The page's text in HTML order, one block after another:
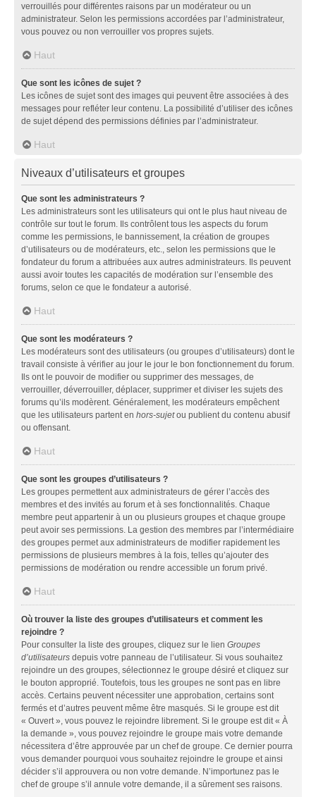
verrouillés pour différentes raisons par un modérateur ou un
administrateur. Selon les permissions accordées par l’administrateur,
vous pouvez ou non verrouiller vos propres sujets.
Haut
Que sont les icônes de sujet ?
Les icônes de sujet sont des images qui peuvent être associées à des
messages pour refléter leur contenu. La possibilité d’utiliser des icônes
de sujet dépend des permissions définies par l’administrateur.
Haut
Niveaux d’utilisateurs et groupes
Que sont les administrateurs ?
Les administrateurs sont les utilisateurs qui ont le plus haut niveau de
contrôle sur tout le forum. Ils contrôlent tous les aspects du forum
comme les permissions, le bannissement, la création de groupes
d’utilisateurs ou de modérateurs, etc., selon les permissions que le
fondateur du forum a attribuées aux autres administrateurs. Ils peuvent
aussi avoir toutes les capacités de modération sur l’ensemble des
forums, selon ce que le fondateur a autorisé.
Haut
Que sont les modérateurs ?
Les modérateurs sont des utilisateurs (ou groupes d’utilisateurs) dont le
travail consiste à vérifier au jour le jour le bon fonctionnement du forum.
Ils ont le pouvoir de modifier ou supprimer des messages, de
verrouiller, déverrouiller, déplacer, supprimer et diviser les sujets des
forums qu’ils modèrent. Généralement, les modérateurs empêchent
que les utilisateurs partent en hors-sujetou publient du contenu abusif
ou offensant.
Haut
Que sont les groupes d’utilisateurs ?
Les groupes permettent aux administrateurs de gérer l’accès des
membres et des invités au forum et à ses fonctionnalités. Chaque
membre peut appartenir à un ou plusieurs groupes et chaque groupe
peut avoir ses permissions. La gestion des membres par l’intermédiaire
des groupes permet aux administrateurs de modifier rapidement les
permissions de plusieurs membres à la fois, telles qu’ajouter des
permissions de modération ou rendre accessible un forum privé.
Haut
Où trouver la liste des groupes d’utilisateurs et comment les
rejoindre ?
Pour consulter la liste des groupes, cliquez sur le lien Groupes
d’utilisateurs depuis votre panneau de l’utilisateur. Si vous souhaitez
rejoindre un des groupes, sélectionnez le groupe désiré et cliquez sur
le bouton approprié. Toutefois, tous les groupes ne sont pas en libre
accès. Certains peuvent nécessiter une approbation, certains sont
fermés et d’autres peuvent même être masqués. Si le groupe est dit
« Ouvert », vous pouvez le rejoindre librement. Si le groupe est dit « À
la demande », vous pouvez rejoindre le groupe mais votre demande
nécessitera d’être approuvée par un chef de groupe. Ce dernier pourra
vous demander pourquoi vous souhaitez rejoindre le groupe et ainsi
décider s’il approuvera ou non votre demande. N’importunez pas le
chef de groupe s’il annule votre demande, il a sûrement ses raisons.